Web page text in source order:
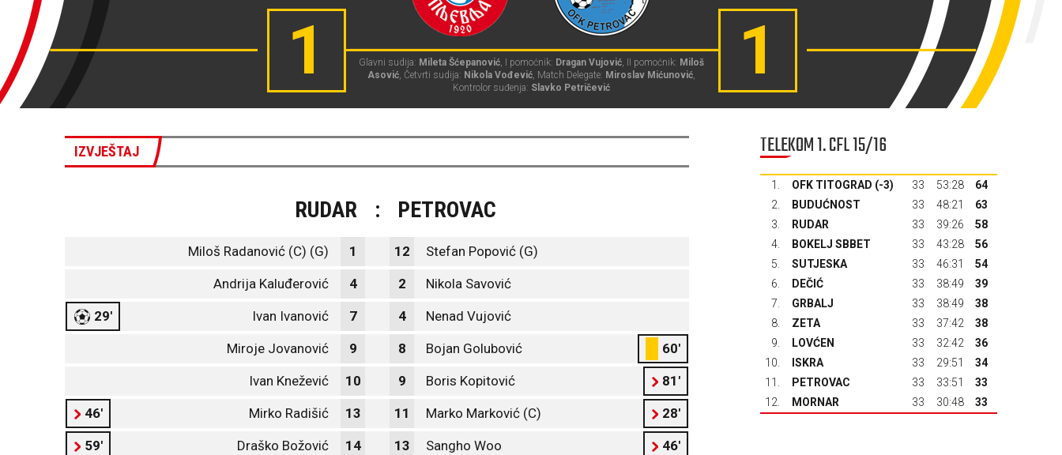
1 1
Glavni sudija: Mileta Šćepanović, I pomoćnik: Dragan Vujović, II pomoćnik: Miloš
Asović, Četvrti sudija: Nikola Vođević, Match Delegate: Miroslav Mićunović,
Kontrolor suđenja: Slavko Petričević
IZVJEŠTAJ
RUDAR : PETROVAC
Miloš Radanović (C) (G) 1 12 Stefan Popović (G)
Andrija Kaluđerović 4 2 Nikola Savović
29' Ivan Ivanović 7 4 Nenad Vujović
Miroje Jovanović 9 8 Bojan Golubović 60'
Ivan Knežević 10 9 Boris Kopitović 81'
46' Mirko Radišić 13 11 Marko Marković (C) 28'
59' Draško Božović 14 13 Sangho Woo 46'
TELEKOM 1. CFL 15/16
1. OFK TITOGRAD (-3) 33 53:28
64
2.
BUDUĆNOST 33 48:21
63
3.
RUDAR 33 39:26
58
4.
BOKELJ SBBET 33 43:28
56
5.
SUTJESKA 33 46:31
54
6.
DEČIĆ 33 38:49
39
7.
GRBALJ 33 38:49
38
8.
ZETA 33 37:42
38
9.
LOVĆEN 33 32:42
36
10.
ISKRA 33 29:51
34
11.
PETROVAC 33 33:51
33
12.
MORNAR 33 30:48 33